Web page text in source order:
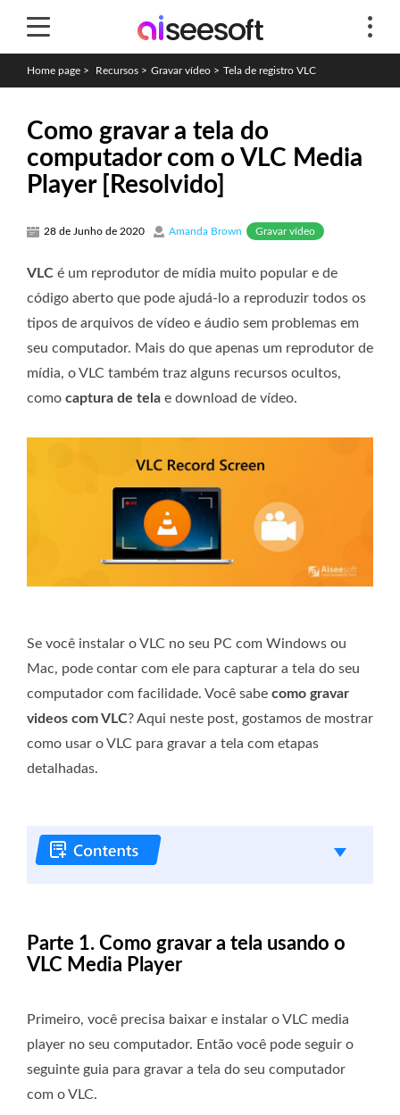
Home page > Recursos > Gravar vídeo > Tela de registro VLC
Como gravar a tela do
computador com o VLC Media
Player [Resolvido]
28 de Junho de 2020 Amanda Brown Gravar vídeo
VLC é um reprodutor de mídia muito popular e de
código aberto que pode ajudá-lo a reproduzir todos os
tipos de arquivos de vídeo e áudio sem problemas em
seu computador. Mais do que apenas um reprodutor de
mídia, o VLC também traz alguns recursos ocultos,
como captura de tela e download de vídeo.
Se você instalar o VLC no seu PC com Windows ou
Mac, pode contar com ele para capturar a tela do seu
computador com facilidade. Você sabe como gravar
videos com VLC? Aqui neste post, gostamos de mostrar
como usar o VLC para gravar a tela com etapas
detalhadas.
Parte 1. Como gravar a tela usando o
VLC Media Player
Primeiro, você precisa baixar e instalar o VLC media
player no seu computador. Então você pode seguir o
seguinte guia para gravar a tela do seu computador
com o VLC.